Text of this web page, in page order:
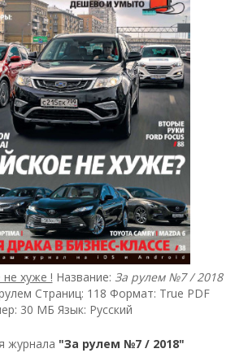
не хуже ! Название: За рулем №7 / 2018
Страниц: 118 Формат: True PDF
30 МБ Язык: Русский
журнала "За рулем №7 / 2018"